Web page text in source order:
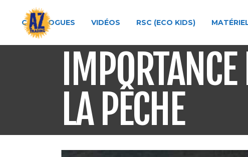
CATALOGUES VIDÉOS RSC (ECO KIDS)
LA PÊCHE